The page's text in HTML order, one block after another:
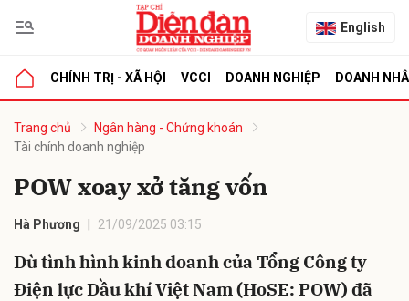
English
CHÍNH TRỊ - XÃ HỘI VCCI DOANH NGHIỆP DOANH
Trang chủ
Ngân hàng - Chứng khoán
Tài chính doanh nghiệp
POW xoay xở tăng vốn
Hà Phương 21/09/2025 03:15
Dù tình hình kinh doanh của Tổng Công ty
Điện lực Dầu khí Việt Nam (HoSE: POW) đã
luận